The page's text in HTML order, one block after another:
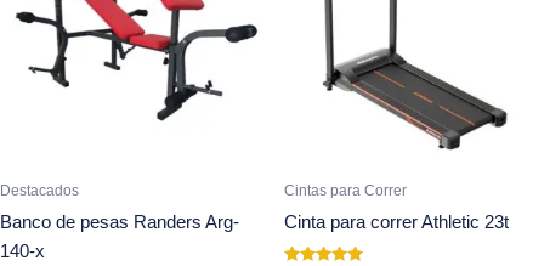
Destacados
Banco de pesas Randers Arg-
140-x
Cintas para Correr
Cinta para correr Athletic 23t